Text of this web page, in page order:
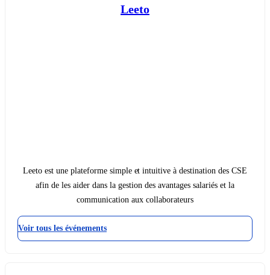
Leeto
Leeto est une plateforme simple et intuitive à destination des CSE
afin de les aider dans la gestion des avantages salariés et la
communication aux collaborateurs
Voir tous les événements